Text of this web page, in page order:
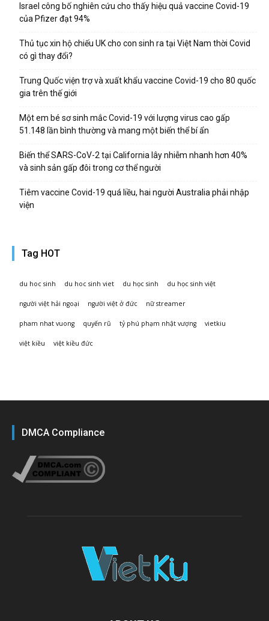
Israel công bố nghiên cứu cho thấy hiệu quả vaccine Covid-19
của Pfizer đạt 94%
Thủ tục xin hộ chiếu UK cho con sinh ra tại Việt Nam thời Covid
có gì thay đổi?
Trung Quốc viện trợ và xuất khẩu vaccine Covid-19 cho 80 quốc
gia trên thế giới
Một em bé sơ sinh mắc Covid-19 với lượng virus cao gấp
51.148 lần bình thường và mang một biến thể bí ẩn
Biến thể SARS-CoV-2 tại California lây nhiễm nhanh hơn 40%
và sinh sản gấp đôi trong cơ thể người
Tiêm vaccine Covid-19 quá liều, hai người Australia phải nhập
viện
Tag HOT
du hoc sinh du hoc sinh viet du học sinh du học sinh việt
người việt hải ngoại người việt ở đức nữ streamer
pham nhat vuong quyến rũ tỷ phú phạm nhật vượng vietkiu
việt kiều việt kiều đức
DMCA Compliance